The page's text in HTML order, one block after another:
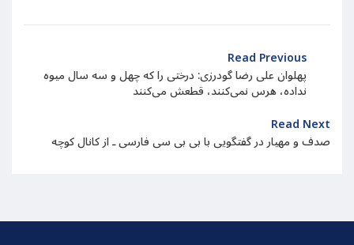
Read Previous
پهلوان علی رضا گودرزی: درختی را که چهل و سه سال میوه
نداده، هرس نمی‌کنند، قطعش می‌کنند
Read Next
صدف و مهیار در گفتگویی با بی بی سی فارسی ـ از کانال کوچه